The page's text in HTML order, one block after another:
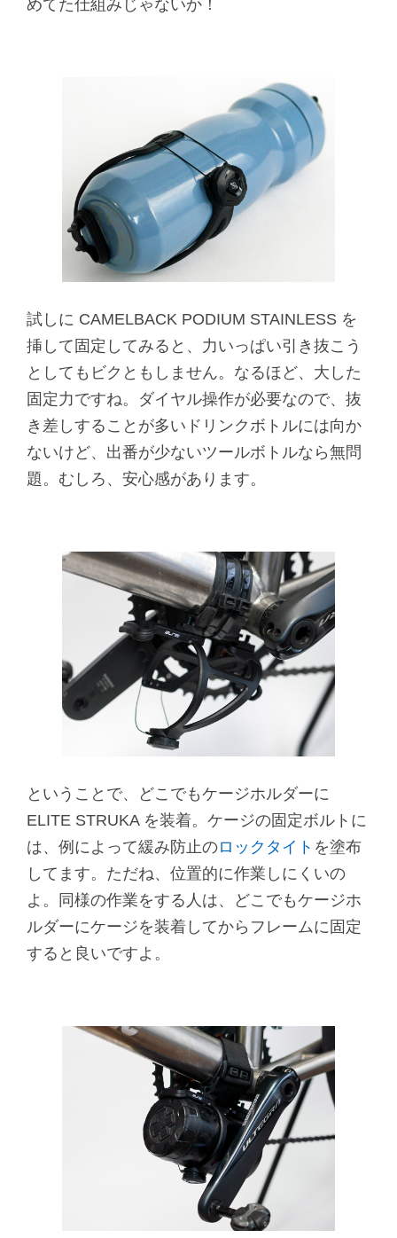
めてた仕組みじゃないか！
試しに CAMELBACK PODIUM STAINLESS を
挿して固定してみると、力いっぱい引き抜こう
としてもビクともしません。なるほど、大した
固定力ですね。ダイヤル操作が必要なので、抜
き差しすることが多いドリンクボトルには向か
ないけど、出番が少ないツールボトルなら無問
題。むしろ、安心感があります。
ということで、どこでもケージホルダーに
ELITE STRUKA を装着。ケージの固定ボルトに
は、例によって緩み防止のロックタイト を塗布
してます。ただね、位置的に作業しにくいの
よ。同様の作業をする人は、どこでもケージホ
ルダーにケージを装着してからフレームに固定
すると良いですよ。